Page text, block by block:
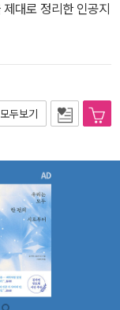
대로 정리한 인공지
모두보기